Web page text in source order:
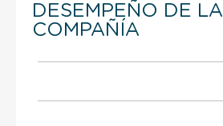
DESEMPEÑO DE LA
COMPAÑÍA